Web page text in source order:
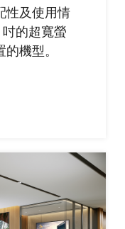
性及使用情
的超寬螢
機型。